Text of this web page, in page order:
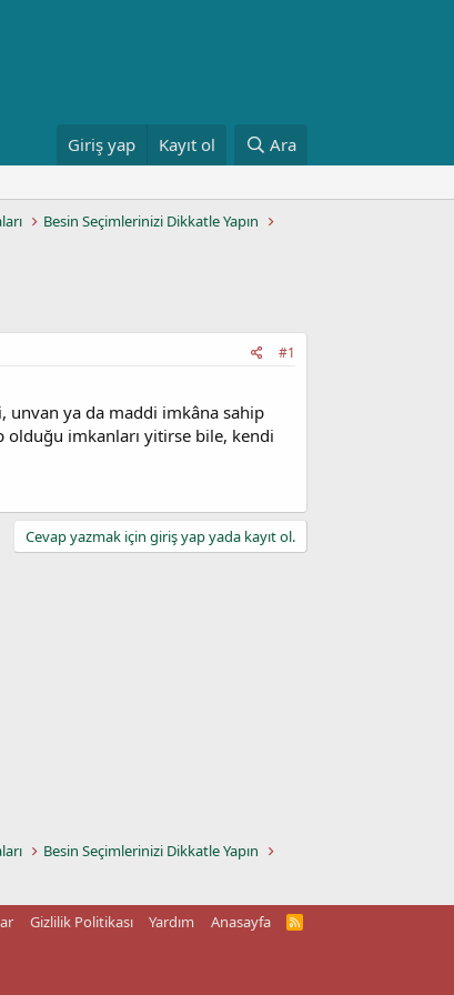
Giriş yap Kayıt ol Ara
Besin Seçimlerinizi Dikkatle Yapın
#1
unvan ya da maddi imkâna sahip
olduğu imkanları yitirse bile, kendi
Cevap yazmak için giriş yap yada kayıt ol.
Besin Seçimlerinizi Dikkatle Yapın
Gizlilik Politikası Yardım Anasayfa
R